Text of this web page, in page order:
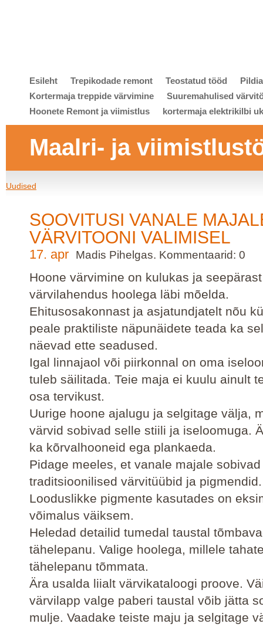
Esileht Trepikodade remont Teostatud tööd
Kortermaja treppide värvimine
Suuremahulised
Hoonete Remont ja viimistlus
kortermaja elektrikilbi
Maalri- ja
Uudised
SOOVITUSI VANALE
VÄRVITOONI VALIMISEL
17. apr Madis Pihelgas. Kommentaarid: 0
Hoone värvimine on kulukas ja
värvilahendus hoolega läbi mõelda.
Ehitusosakonnast ja asjatundjatelt nõu
peale praktiliste näpunäidete teada ka
näevad ette seadused.
Igal linnajaol või piirkonnal on oma
tuleb säilitada. Teie maja ei kuulu ainult
osa tervikust.
Uurige hoone ajalugu ja selgitage välja,
värvid sobivad selle stiili ja iseloomuga.
ka kõrvalhooneid ega plankaeda.
Pidage meeles, et vanale majale sobivad
traditsioonilised värvitüübid ja pigmendid.
Looduslikke pigmente kasutades on
võimalus väiksem.
Heledad detailid tumedal taustal
tähelepanu. Valige hoolega, millele
tähelepanu tõmmata.
Ära usalda liialt värvikataloogi proove.
värvilapp valge paberi taustal võib jätta
mulje. Vaadake teiste maju ja selgitage